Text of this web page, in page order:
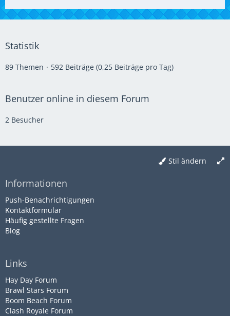
Statistik
89 Themen 592 Beiträge (0,25 Beiträge pro Tag)
Benutzer online in diesem Forum
2 Besucher
Stil ändern
Informationen
Push-Benachrichtigungen
Kontaktformular
Häufig gestellte Fragen
Blog
Links
Hay Day Forum
Brawl Stars Forum
Boom Beach Forum
Clash Royale Forum